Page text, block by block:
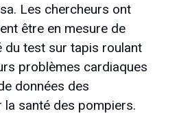
Les chercheurs ont
être en mesure de
du test sur tapis roulant
problèmes cardiaques
données des
la santé des pompiers.